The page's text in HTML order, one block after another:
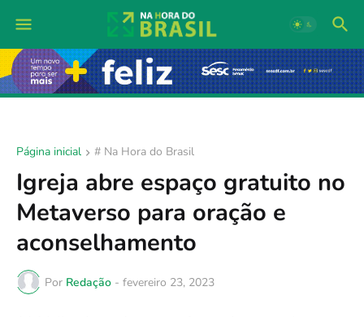
Página inicial # Na Hora do Brasil
Igreja abre espaço gratuito no
Metaverso para oração e
aconselhamento
Por Redação - fevereiro 23, 2023